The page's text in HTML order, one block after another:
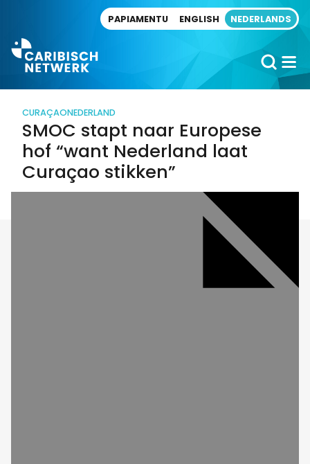
PAPIAMENTU ENGLISH NEDERLANDS
CURAÇAONEDERLAND
SMOC stapt naar Europese
hof “want Nederland laat
Curaçao stikken”